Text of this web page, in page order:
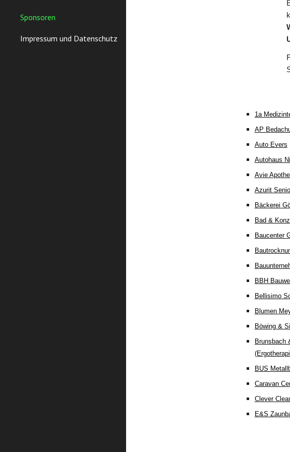
Sponsoren
Impressum und Datenschutz
1a
AP
Auto Evers
Autohaus
Avie
Azurit
Bäckerei
Bad &
Baucenter
BBH
Bellisimo
Blumen
Böwing &
Brunsbach
BUS
Caravan
Clever
E&S